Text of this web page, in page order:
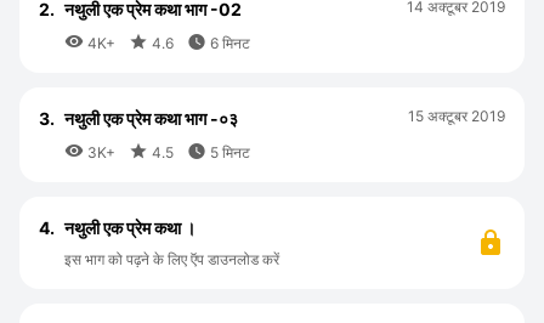
2. नथुली एक प्रेम कथा भाग -02
 4K+  4.6  6 मिनट
14 अक्टूबर 2019
3. नथुली एक प्रेम कथा भाग -०३
 3K+  4.5  5 मिनट
15 अक्टूबर 2019
4. नथुली एक प्रेम कथा ।
इस भाग को पढ़ने के लिए ऍप डाउनलोड करें